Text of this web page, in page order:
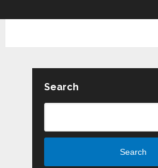
Search
Search